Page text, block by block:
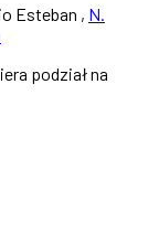
Esteban , N.
podział na